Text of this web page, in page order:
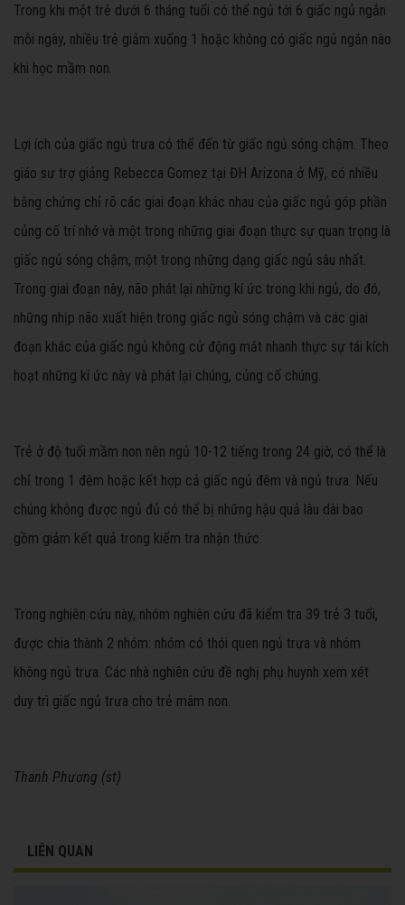
Trong khi một trẻ dưới 6 tháng tuổi có thể ngủ tới 6 giấc ngủ ngắn
mỗi ngày, nhiều trẻ giảm xuống 1 hoặc không có giấc ngủ ngắn nào
khi học mầm non.
Lợi ích của giấc ngủ trưa có thể đến từ giấc ngủ sóng chậm. Theo
giáo sư trợ giảng Rebecca Gomez tại ĐH Arizona ở Mỹ, có nhiều
bằng chứng chỉ rõ các giai đoạn khác nhau của giấc ngủ góp phần
củng cố trí nhớ và một trong những giai đoạn thực sự quan trọng là
giấc ngủ sóng chậm, một trong những dạng giấc ngủ sâu nhất.
Trong giai đoạn này, não phát lại những kí ức trong khi ngủ, do đó,
những nhịp não xuất hiện trong giấc ngủ sóng chậm và các giai
đoạn khác của giấc ngủ không cử động mắt nhanh thực sự tái kích
hoạt những kí ức này và phát lại chúng, củng cố chúng.
Trẻ ở độ tuổi mầm non nên ngủ 10-12 tiếng trong 24 giờ, có thể là
chỉ trong 1 đêm hoặc kết hợp cả giấc ngủ đêm và ngủ trưa. Nếu
chúng không được ngủ đủ có thể bị những hậu quả lâu dài bao
gồm giảm kết quả trong kiểm tra nhận thức.
Trong nghiên cứu này, nhóm nghiên cứu đã kiểm tra 39 trẻ 3 tuổi,
được chia thành 2 nhóm: nhóm có thói quen ngủ trưa và nhóm
không ngủ trưa. Các nhà nghiên cứu đề nghị phụ huynh xem xét
duy trì giấc ngủ trưa cho trẻ mâm non.
Thanh Phương (st)
LIÊN QUAN